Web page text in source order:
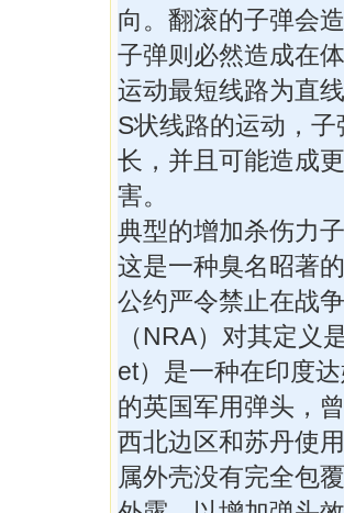
向。翻滚的子弹会
子弹则必然造成在
运动最短线路为直
S状线路的运动，
长，并且可能造成
害。
典型的增加杀伤力
这是一种臭名昭著
公约严令禁止在战
（NRA）对其定义
et）是一种在印度
的英国军用弹头，
西北边区和苏丹使
属外壳没有完全包